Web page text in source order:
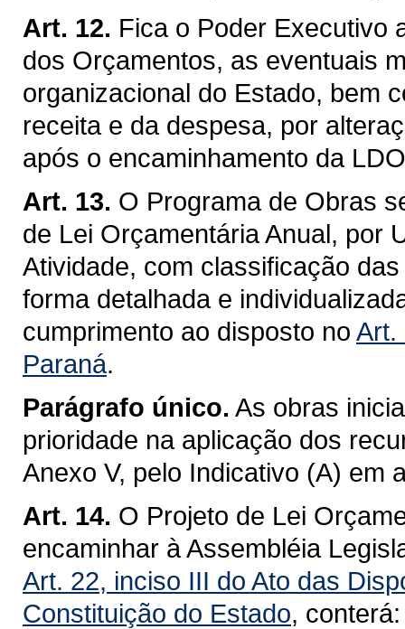
Art. 12. Fica o Poder Executivo
dos Orçamentos, as eventuais
organizacional do Estado, bem
receita e da despesa, por
após o encaminhamento da
Art. 13. O Programa de Obras
de Lei Orçamentária Anual, por
Atividade, com classificação
forma detalhada e
cumprimento ao disposto no Art.
Paraná.
Parágrafo único. As obras
prioridade na aplicação dos
Anexo V, pelo Indicativo (A) em
Art. 14. O Projeto de Lei
encaminhar à Assembléia
Art. 22, inciso III do Ato das
Constituição do Estado, conterá: